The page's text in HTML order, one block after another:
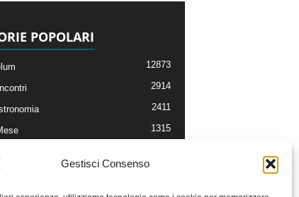
Gestisci Consenso
POPOLARI
12873
2914
2411
1315
On-Line
Redazione